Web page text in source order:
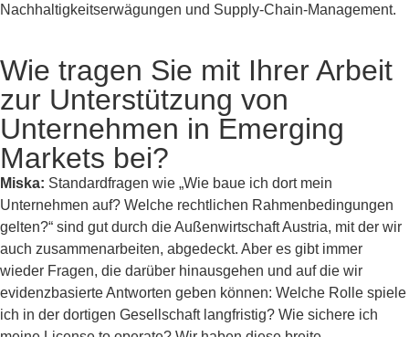
Nachhaltigkeitserwägungen und Supply-Chain-Management.
Wie tragen Sie mit Ihrer Arbeit
zur Unterstützung von
Unternehmen in Emerging
Markets bei?
Miska: Standardfragen wie „Wie baue ich dort mein
Unternehmen auf? Welche rechtlichen Rahmenbedingungen
gelten?“ sind gut durch die Außenwirtschaft Austria, mit der wir
auch zusammenarbeiten, abgedeckt. Aber es gibt immer
wieder Fragen, die darüber hinausgehen und auf die wir
evidenzbasierte Antworten geben können: Welche Rolle spiele
ich in der dortigen Gesellschaft langfristig? Wie sichere ich